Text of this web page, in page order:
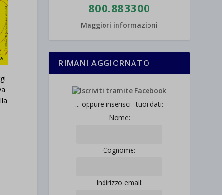
800.883300
Maggiori informazioni
RIMANI AGGIORNATO
... oppure inserisci i tuoi dati:
Nome:
Cognome:
Indirizzo email: